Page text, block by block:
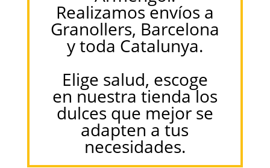
Realizamos envíos a
Granollers, Barcelona
y toda Catalunya.
Elige salud, escoge
en nuestra tienda los
dulces que mejor se
adapten a tus
necesidades.